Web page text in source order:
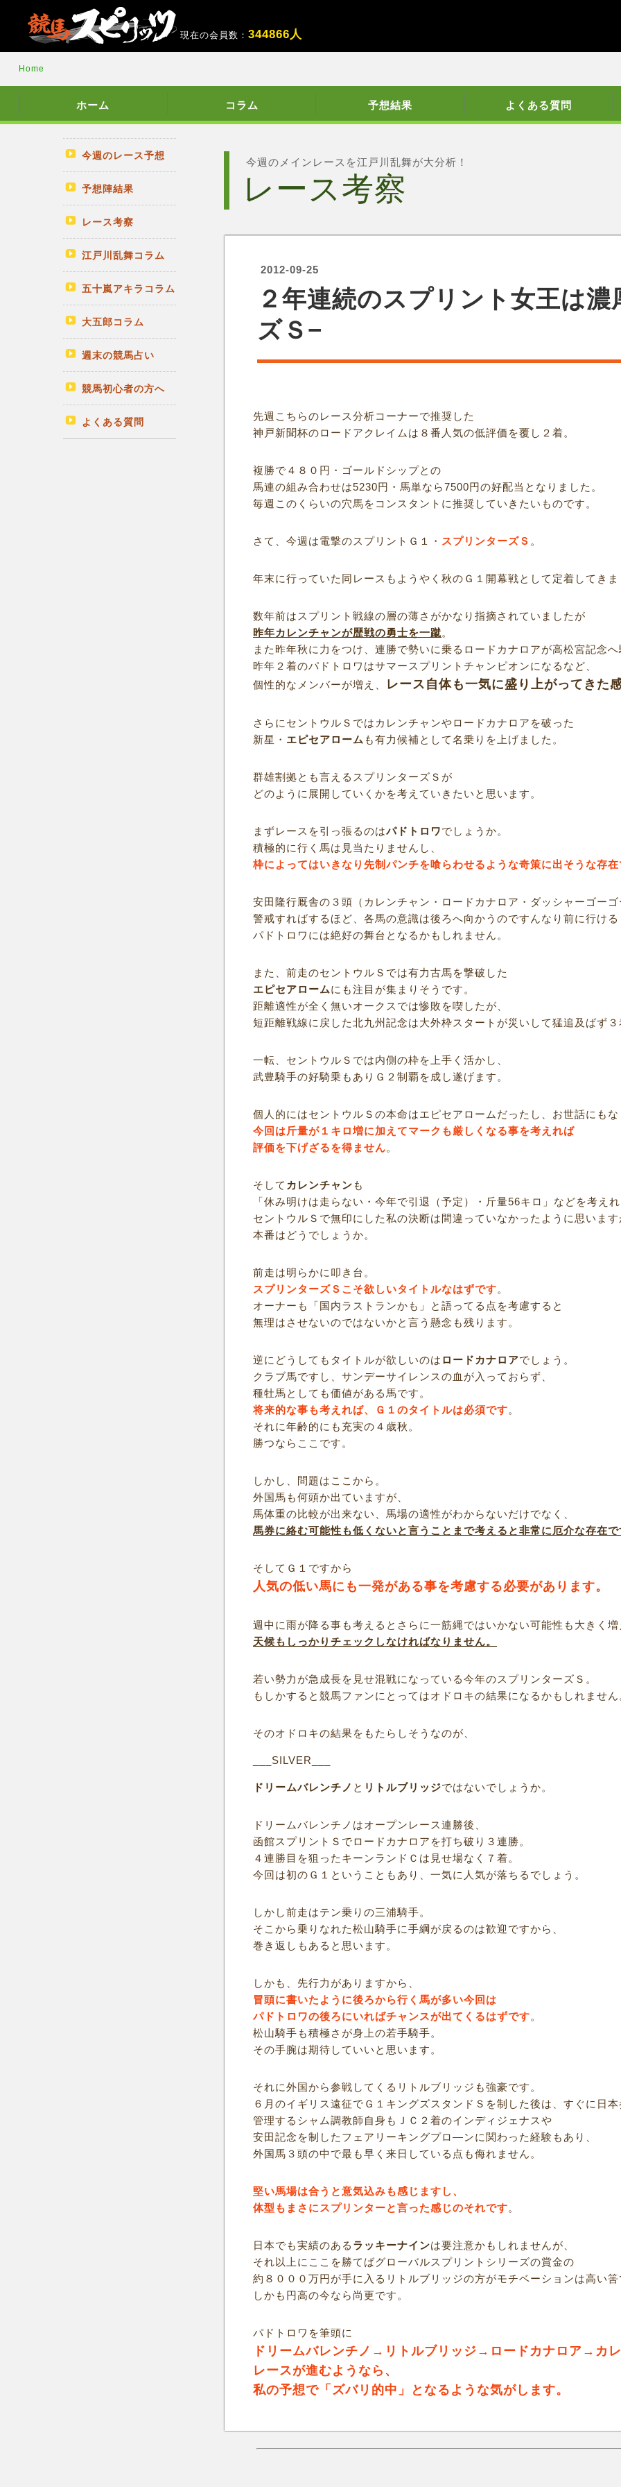
現在の会員数：344866人
Home
ホーム コラム 予想結果 よくある質問
今週のレース予想
予想陣結果
レース考察
江戸川乱舞コラム
五十嵐アキラコラム
大五郎コラム
週末の競馬占い
競馬初心者の方へ
よくある質問
今週のメインレースを江戸川乱舞が大分析！
レース考察
2012-09-25
２年連続のスプリント女王は
ズＳ−
先週こちらのレース分析コーナーで推奨した
神戸新聞杯のロードアクレイムは８番人気の低評価を覆し２着。
複勝で４８０円・ゴールドシップとの
馬連の組み合わせは5230円・馬単なら7500円の好配当となりました。
毎週このくらいの穴馬をコンスタントに推奨していきたいものです。
さて、今週は電撃のスプリントＧ１・ スプリンターズＳ 。
年末に行っていた同レースもようやく秋のＧ１開幕戦として定着してき
数年前はスプリント戦線の層の薄さがかなり指摘されていましたが
昨年カレンチャンが歴戦の勇士を一蹴。
また昨年秋に力をつけ、連勝で勢いに乗るロードカナロアが高松宮記念
昨年２着のパドトロワはサマースプリントチャンピオンになるなど、
個性的なメンバーが増え、
レース自体も一気に盛り上がってきた
さらにセントウルＳではカレンチャンやロードカナロアを破った
新星・ エピセアロームも有力候補として名乗りを上げました。
群雄割拠とも言えるスプリンターズＳが
どのように展開していくかを考えていきたいと思います。
まずレースを引っ張るのはパドトロワでしょうか。
積極的に行く馬は見当たりませんし、
枠によってはいきなり先制パンチを喰らわせるような奇策に出そうな存
安田隆行厩舎の３頭（カレンチャン・ロードカナロア・ダッシャーゴー
警戒すればするほど、各馬の意識は後ろへ向かうのですんなり前に行ける
パドトロワには絶好の舞台となるかもしれません。
また、前走のセントウルＳでは有力古馬を撃破した
エピセアロームにも注目が集まりそうです。
距離適性が全く無いオークスでは惨敗を喫したが、
短距離戦線に戻した北九州記念は大外枠スタートが災いして猛追及ばず
一転、セントウルＳでは内側の枠を上手く活かし、
武豊騎手の好騎乗もありＧ２制覇を成し遂げます。
個人的にはセントウルＳの本命はエピセアロームだったし、お世話にも
今回は斤量が１キロ増に加えてマークも厳しくなる事を考えれば
評価を下げざるを得ません。
そして カレンチャンも
「休み明けは走らない・今年で引退（予定）・斤量56キロ」などを考え
セントウルＳで無印にした私の決断は間違っていなかったように思いま
本番はどうでしょうか。
前走は明らかに叩き台。
スプリンターズＳこそ欲しいタイトルなはずです。
オーナーも「国内ラストランかも」と語ってる点を考慮すると
無理はさせないのではないかと言う懸念も残ります。
逆にどうしてもタイトルが欲しいのは ロードカナロアでしょう。
クラブ馬ですし、サンデーサイレンスの血が入っておらず、
種牡馬としても価値がある馬です。
将来的な事も考えれば、Ｇ１のタイトルは必須です。
それに年齢的にも充実の４歳秋。
勝つならここです。
しかし、問題はここから。
外国馬も何頭か出ていますが、
馬体重の比較が出来ない、馬場の適性がわからないだけでなく、
馬券に絡む可能性も低くないと言うことまで考えると非常に厄介な存在で
そしてＧ１ですから
人気の低い馬にも一発がある事を考慮する必要があります。
週中に雨が降る事も考えるとさらに一筋縄ではいかない可能性も大きく
天候もしっかりチェックしなければなりません。
若い勢力が急成長を見せ混戦になっている今年のスプリンターズＳ。
もしかすると競馬ファンにとってはオドロキの結果になるかもしれません
そのオドロキの結果をもたらしそうなのが、
___SILVER___
ドリームバレンチノ と リトルブリッジではないでしょうか。
ドリームバレンチノはオープンレース連勝後、
函館スプリントＳでロードカナロアを打ち破り３連勝。
４連勝目を狙ったキーンランドＣは見せ場なく７着。
今回は初のＧ１ということもあり、一気に人気が落ちるでしょう。
しかし前走はテン乗りの三浦騎手。
そこから乗りなれた松山騎手に手綱が戻るのは歓迎ですから、
巻き返しもあると思います。
しかも、先行力がありますから、
冒頭に書いたように後ろから行く馬が多い今回は
パドトロワの後ろにいればチャンスが出てくるはずです。
松山騎手も積極さが身上の若手騎手。
その手腕は期待していいと思います。
それに外国から参戦してくるリトルブリッジも強豪です。
６月のイギリス遠征でＧ１キングズスタンドＳを制した後は、すぐに日
管理するシャム調教師自身もＪＣ２着のインディジェナスや
安田記念を制したフェアリーキングプロ―ンに関わった経験もあり、
外国馬３頭の中で最も早く来日している点も侮れません。
堅い馬場は合うと意気込みも感じますし、
体型もまさにスプリンターと言った感じのそれです。
日本でも実績のある ラッキーナインは要注意かもしれませんが、
それ以上にここを勝てばグローバルスプリントシリーズの賞金の
約８０００万円が手に入るリトルブリッジの方がモチベーションは高い
しかも円高の今なら尚更です。
パドトロワを筆頭に
ドリームバレンチノ→リトルブリッジ→ロードカナロア→カ
レースが進むようなら、
私の予想で「ズバリ的中」となるような気がします。